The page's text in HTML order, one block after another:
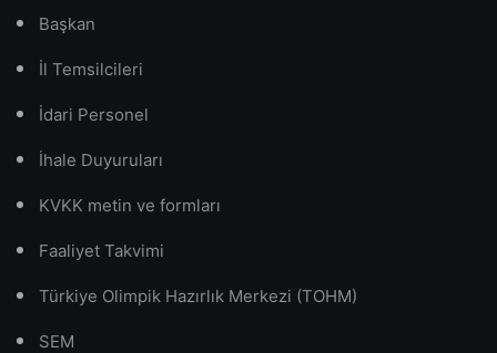
Başkan
İl Temsilcileri
İdari Personel
İhale Duyuruları
KVKK metin ve formları
Faaliyet Takvimi
Türkiye Olimpik Hazırlık Merkezi (TOHM)
SEM